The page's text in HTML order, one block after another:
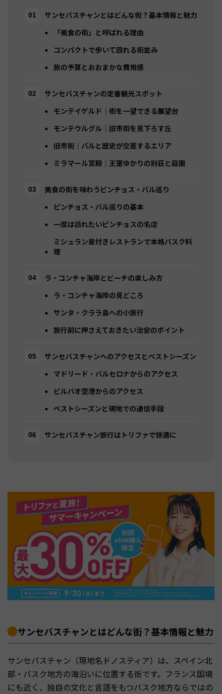
サンセバスチャンとはどんな街？基本情報と魅力
「美食の街」と呼ばれる理由
コンパクトで歩いて回れる街並み
旅の予算とおおまかな費用感
サンセバスチャンの定番観光スポット
モンテイゲルド｜街を一望できる展望台
モンテウルグル｜旧市街を見下ろす丘
旧市街｜バルと歴史が交差するエリア
ミラマール宮殿｜王室ゆかりの別荘と庭園
美食の街を味わうピンチョス・バル巡り
ピンチョス・バル巡りの基本
一度は訪れたいピンチョスの名店
ミシュラン星付きレストランで本格バスク料
理
ラ・コンチャ海岸とビーチの楽しみ方
ラ・コンチャ海岸の見どころ
サンタ・クララ島への小旅行
旅行前に押さえておきたい治安のポイント
サンセバスチャンへのアクセスとベストシーズン
マドリード・バルセロナからのアクセス
ビルバオ空港からのアクセス
ベストシーズンと現地での通信手段
サンセバスチャン旅行はトリファで快適に
サンセバスチャンとはどんな街？基本情報と魅力
サンセバスチャン（現地名ドノスティア）は、スペイン北
部・バスク地方の海沿いに位置する街です。フランス国境
にも近く、独自の文化と言語をもつバスク地方ならではの